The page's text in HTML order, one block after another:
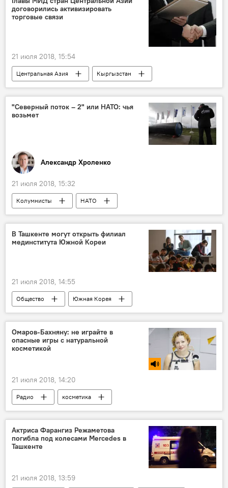
договорились активизировать
торговые связи
21 июля 2018, 15:54
Центральная Азия
Кыргызстан
Политика
"Северный поток – 2" или НАТО: чья
возьмет
Александр Хроленко
21 июля 2018, 15:32
Колумнисты
НАТО
Северный поток
Дональд Трамп
ВМС США
газ
В Ташкенте могут открыть филиал
мединститута Южной Кореи
21 июля 2018, 14:55
Общество
Южная Корея
Узбекистан
Омаров-Бахняну: не играйте в
опасные игры с натуральной
косметикой
21 июля 2018, 14:20
Радио косметика
Актриса Фарангиз Режаметова
погибла под колесами Mercedes в
Ташкенте
21 июля 2018, 13:59